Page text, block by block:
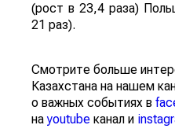
(рост в 23,4 раза)
21 раз).
Смотрите больше
Казахстана на нашем
о важных событиях в
наyoutube канал и